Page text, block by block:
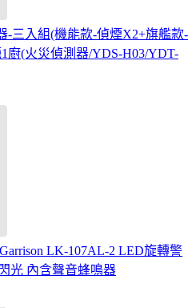
-三入組(機能款-偵煙X2+旗艦款-
廚(火災偵測器/YDS-H03/YDT-
LK-107AL-2 LED旋轉警
光 內含聲音蜂鳴器